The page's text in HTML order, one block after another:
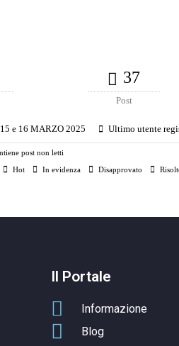
37
Post
e 16 MARZO 2025 Ultimo utente
post non letti
Hot In evidenza Disapprovato
Il Portale
Informazione
Blog